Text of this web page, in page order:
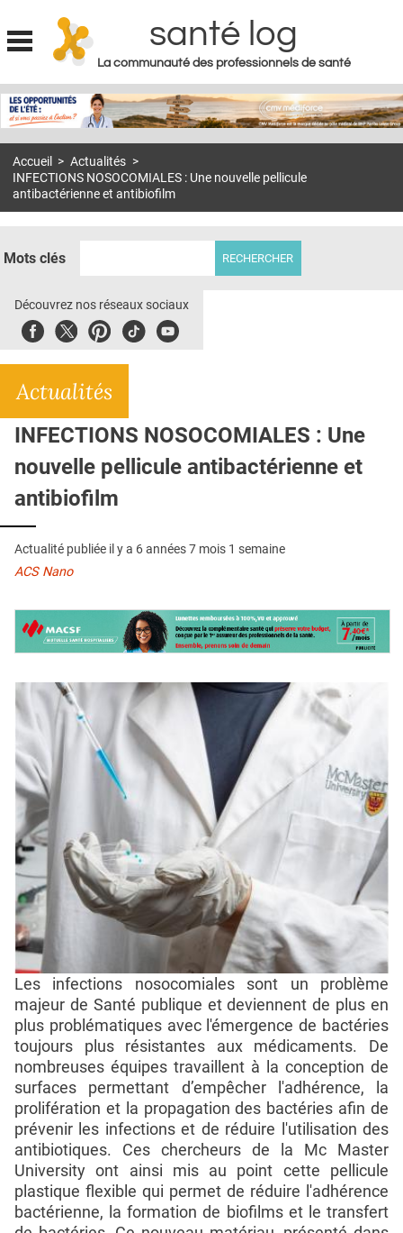
Jump to navigation
santé log
La communauté des professionnels de santé
MON COMPTE
S'ABONNER À LA REVUE SOIN À DOMICILE
E-REVUE SAD
THÉMA
CRÉDITS
Accueil > Actualités >
INFECTIONS NOSOCOMIALES : Une nouvelle pellicule
antibactérienne et antibiofilm
Mots clés
Découvrez nos réseaux sociaux
FacebookTwitterPinterest
TiktokYoubute
Actualités
INFECTIONS NOSOCOMIALES : Une
nouvelle pellicule antibactérienne et
antibiofilm
Actualité publiée il y a 6 années 7 mois 1 semaine
ACS Nano
Les infections nosocomiales sont un problème
majeur de Santé publique et deviennent de plus en
plus problématiques avec l'émergence de bactéries
toujours plus résistantes aux médicaments. De
nombreuses équipes travaillent à la conception de
surfaces permettant d’empêcher l'adhérence, la
prolifération et la propagation des bactéries afin de
prévenir les infections et de réduire l'utilisation des
antibiotiques. Ces chercheurs de la Mc Master
University ont ainsi mis au point cette pellicule
plastique flexible qui permet de réduire l'adhérence
bactérienne, la formation de biofilms et le transfert